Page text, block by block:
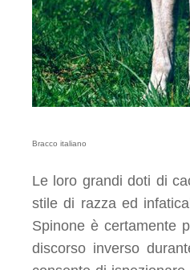
Bracco italiano
Le loro grandi doti di
stile di razza ed
Spinone è certamente
discorso inverso